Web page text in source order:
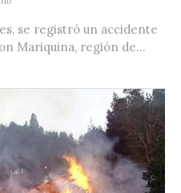
se registró un accidente
Mariquina, región de...